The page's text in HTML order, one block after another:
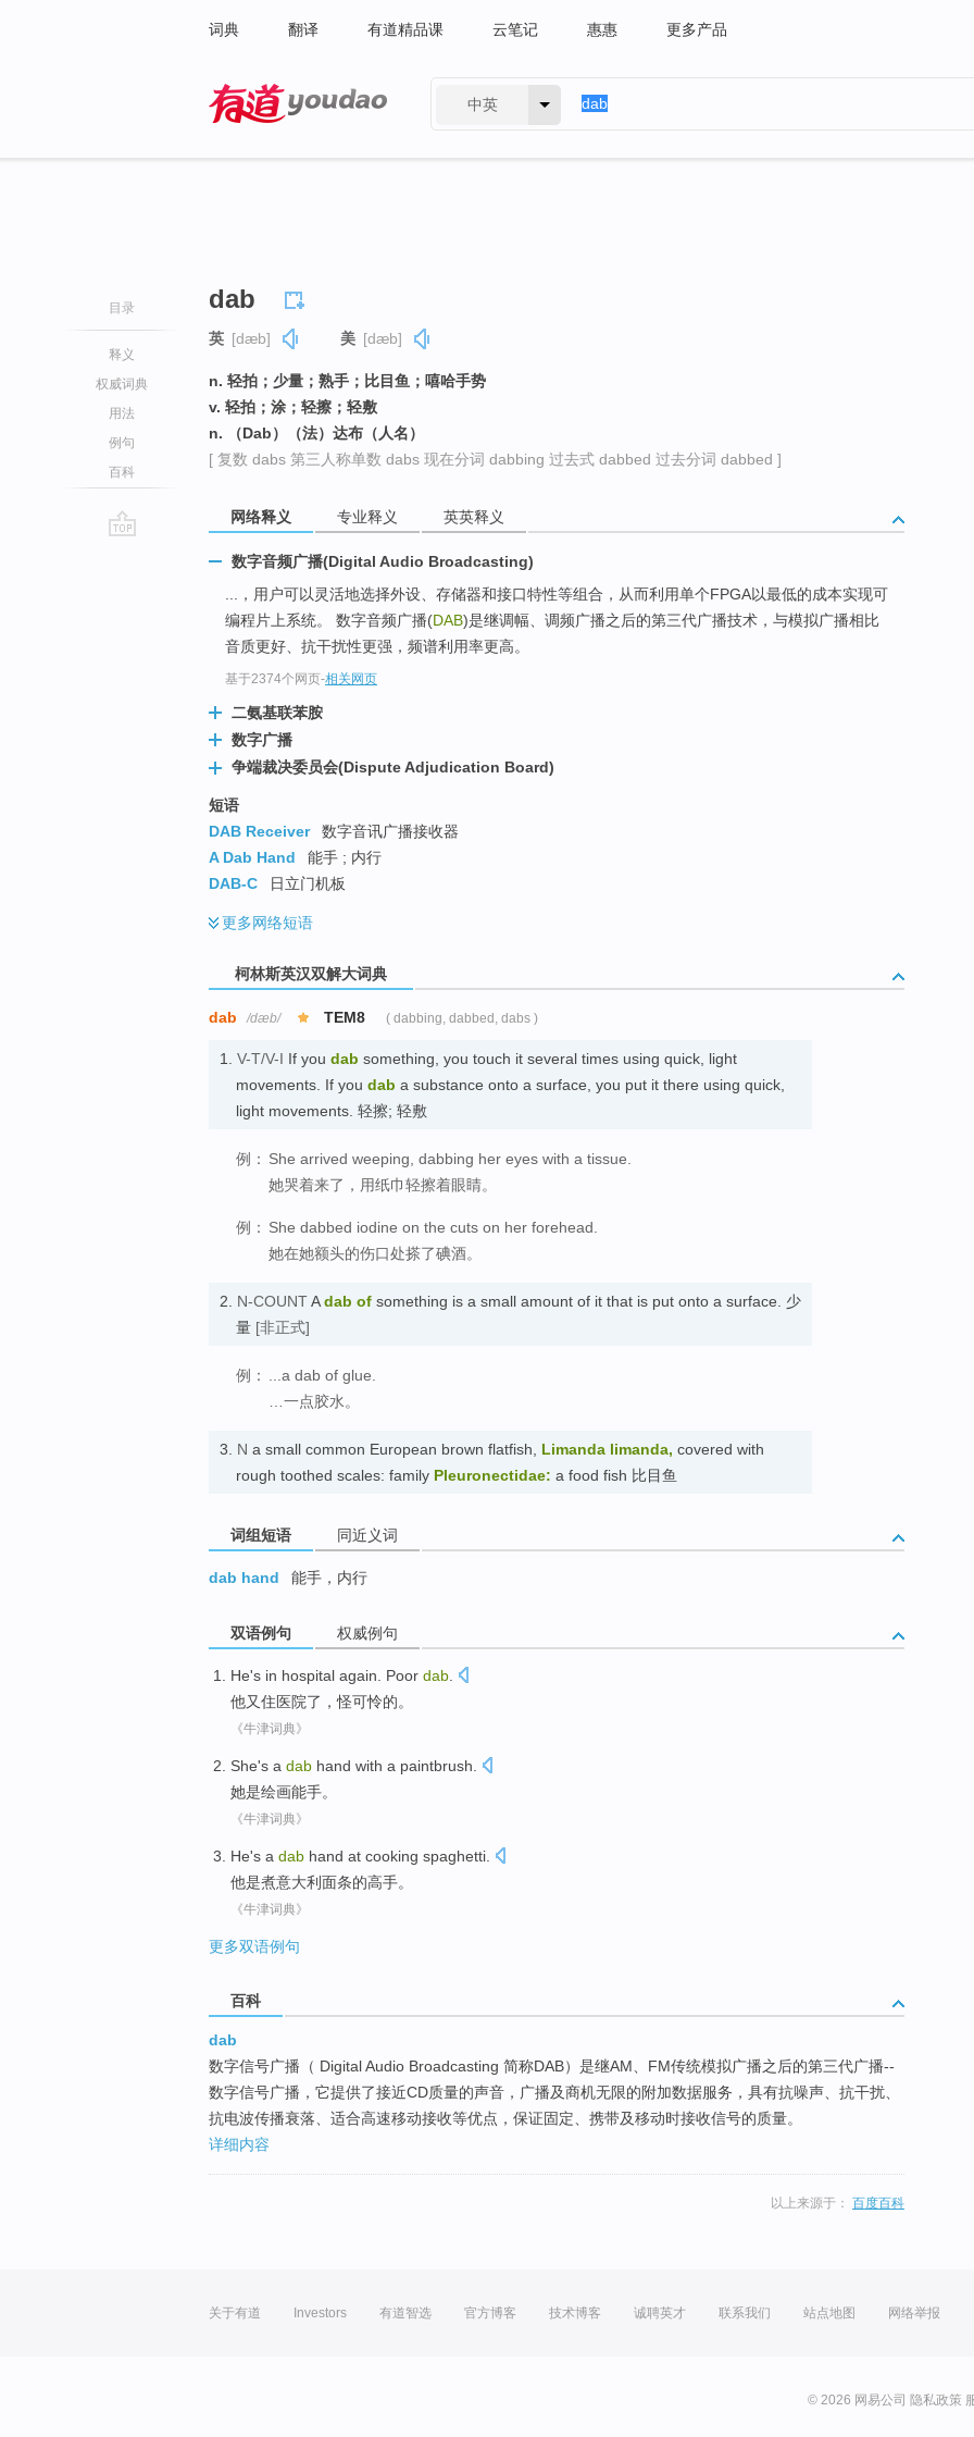
词典 翻译 有道精品课 云笔记 惠惠 更多产品
中英
目录
释义
权威词典
用法
例句
百科
dab
英 [dæb] 美 [dæb]
n. 轻拍；少量；熟手；比目鱼；嘻哈手势
v. 轻拍；涂；轻擦；轻敷
n. （Dab）（法）达布（人名）
[ 复数 dabs 第三人称单数 dabs 现在分词 dabbing 过去式 dabbed 过去分词 dabbed ]
网络释义 专业释义 英英释义
数字音频广播(Digital Audio Broadcasting)
...，用户可以灵活地选择外设、存储器和接口特性等组合，从而利用单个FPGA以最低的成本实现可
编程片上系统。 数字音频广播(DAB)是继调幅、调频广播之后的第三代广播技术，与模拟广播相比
音质更好、抗干扰性更强，频谱利用率更高。
基于2374个网页-相关网页
二氨基联苯胺
数字广播
争端裁决委员会(Dispute Adjudication Board)
短语
DAB Receiver
数字音讯广播接收器
A Dab Hand
能手 ; 内行
DAB-C
日立门机板
更多网络短语
柯林斯英汉双解大词典
dab /dæb/ TEM8 ( dabbing, dabbed, dabs )
1. V-T/V-I If you dab something, you touch it several times using quick, light
movements. If you dab a substance onto a surface, you put it there using quick,
light movements. 轻擦; 轻敷
例： She arrived weeping, dabbing her eyes with a tissue.
她哭着来了，用纸巾轻擦着眼睛。
例： She dabbed iodine on the cuts on her forehead.
她在她额头的伤口处搽了碘酒。
2. N-COUNTAdab of something is a small amount of it that is put onto a surface. 少
量 [非正式]
例：
...a dab of glue.
…一点胶水。
3. N a small common European brown flatfish, Limanda limanda, covered with
rough toothed scales: family Pleuronectidae: a food fish 比目鱼
词组短语 同近义词
dab hand 能手，内行
双语例句 权威例句
He's in hospital again. Poor dab
他又住医院了，怪可怜的。
《牛津词典》
She's a dab hand with a paintbrush.
她是绘画能手。
《牛津词典》
He's a dab hand at cooking spaghetti
他是煮意大利 面条的高手。
《牛津词典》
更多双语例句
百科
dab
数字信号广播（ Digital Audio Broadcasting 简称DAB）是继AM、FM传统模拟广播之后的第三代广播--
数字信号广播，它提供了接近CD质量的声音，广播及商机无限的附加数据服务，具有抗噪声、抗干扰、
抗电波传播衰落、适合高速移动接收等优点，保证固定、携带及移动时接收信号的质量。
详细内容
以上来源于： 百度百科
关于有道 Investors 有道智选 官方博客 技术博客 诚聘英才 联系我们 站点地图 网络举报
© 2026 网易公司 隐私政策